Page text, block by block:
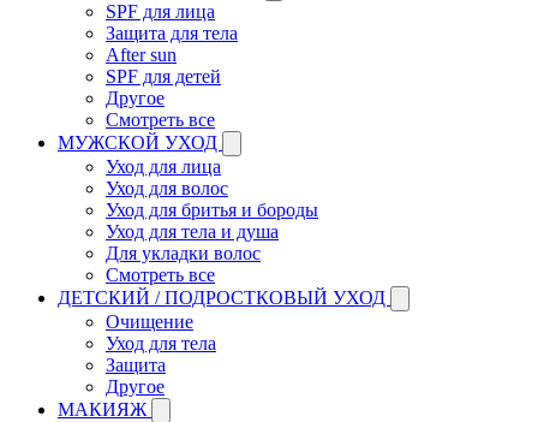
SPF для лица
Защита для тела
After sun
SPF для детей
Другое
Смотреть все
МУЖСКОЙ УХОД
Уход для лица
Уход для волос
Уход для бритья и бороды
Уход для тела и душа
Для укладки волос
Смотреть все
ДЕТСКИЙ / ПОДРОСТКОВЫЙ УХОД
Очищение
Уход для тела
Защита
Другое
МАКИЯЖ